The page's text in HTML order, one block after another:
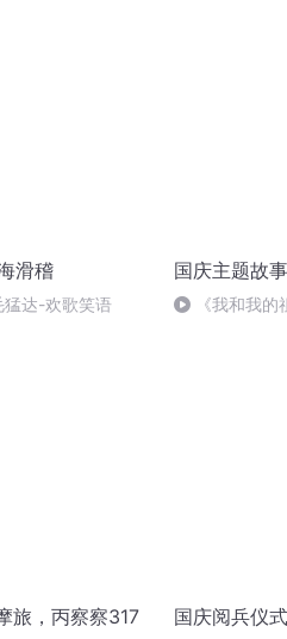
滑稽
猛达-欢歌笑语
国庆主题故
《我和我的
旅，丙察察317
国庆阅兵仪